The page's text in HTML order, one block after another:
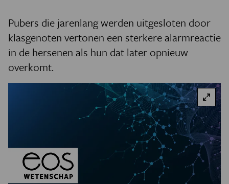
PODCAST AGENDA
JONGE UITDAGERS
Pubers die jarenlang werden uitgesloten door
klasgenoten vertonen een sterkere alarmreactie
in de hersenen als hun dat later opnieuw
overkomt.